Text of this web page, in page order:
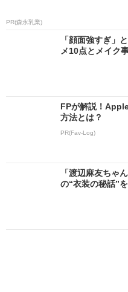
PR(森永乳業)
「顔面強すぎ」
メ10点とメイク
FPが解説！
方法とは？
PR(Fav-Log)
「渡辺麻友ち
の“衣装の秘話”